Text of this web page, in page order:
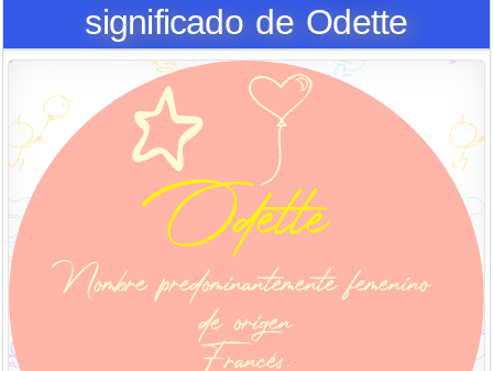
significado de Odette